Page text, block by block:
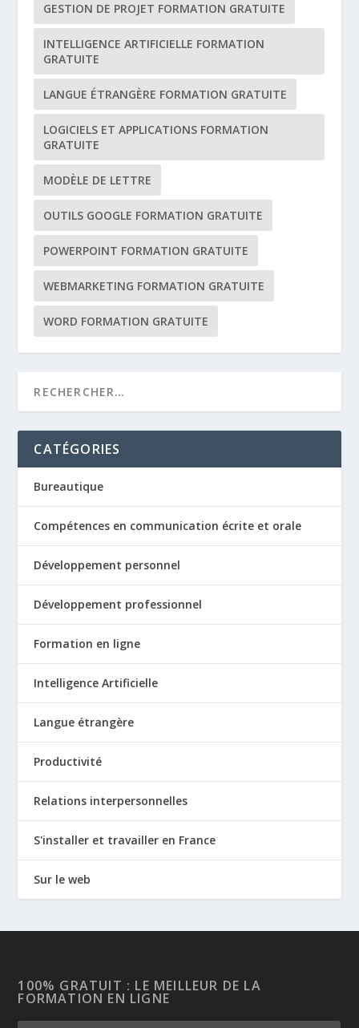
GESTION DE PROJET FORMATION GRATUITE
INTELLIGENCE ARTIFICIELLE FORMATION
GRATUITE
LANGUE ÉTRANGÈRE FORMATION GRATUITE
LOGICIELS ET APPLICATIONS FORMATION
GRATUITE
MODÈLE DE LETTRE
OUTILS GOOGLE FORMATION GRATUITE
POWERPOINT FORMATION GRATUITE
WEBMARKETING FORMATION GRATUITE
WORD FORMATION GRATUITE
CATÉGORIES
Bureautique
Compétences en communication écrite et orale
Développement personnel
Développement professionnel
Formation en ligne
Intelligence Artificielle
Langue étrangère
Productivité
Relations interpersonnelles
S'installer et travailler en France
Sur le web
100% GRATUIT : LE MEILLEUR DE LA
FORMATION EN LIGNE